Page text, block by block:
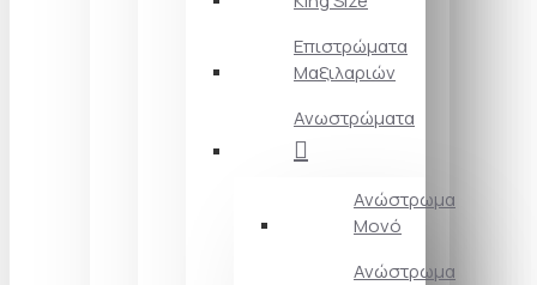
Επιστρώματα
Μαξιλαριών
Ανωστρώματα
Ανώστρωμα
Μονό
Ανώστρωμα